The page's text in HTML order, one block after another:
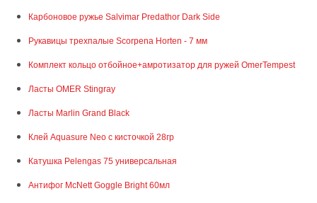
Карбоновое ружье Salvimar Predathor Dark Side
Рукавицы трехпалые Scorpena Horten - 7 мм
Комплект кольцо отбойное+амротизатор для ружей OmerTempest
Ласты OMER Stingray
Ласты Marlin Grand Black
Клей Aquasure Neo с кисточкой 28гр
Катушка Pelengas 75 универсальная
Антифог McNett Goggle Bright 60мл